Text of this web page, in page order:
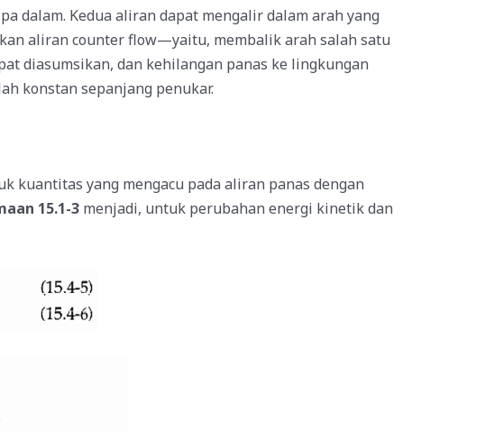
dalam. Kedua aliran dapat mengalir dalam arah yang
aliran counter flow—yaitu, membalik arah salah satu
diasumsikan, dan kehilangan panas ke lingkungan
konstan sepanjang penukar.
kuantitas yang mengacu pada aliran panas dengan
15.1-3 menjadi, untuk perubahan energi kinetik dan